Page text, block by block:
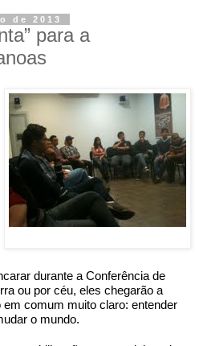
de 2013
para a
durante a Conferência de
ou por céu, eles chegarão a
comum muito claro: entender
o mundo.